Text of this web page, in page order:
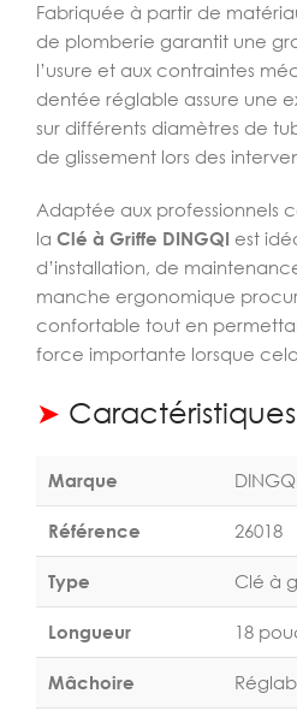
Fabriquée à partir de
de plomberie garantit une
l’usure et aux contraintes
dentée réglable assure une
sur différents diamètres de
de glissement lors des
Adaptée aux professionnels
la Clé à Griffe DINGQI est
d’installation, de
manche ergonomique
confortable tout en
force importante lorsque
➤
Marque
Référence 26018
Type Clé à
Longueur 18
Mâchoire